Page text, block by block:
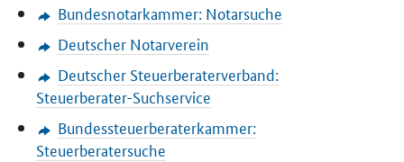
Bundesnotarkammer: Notarsuche
Deutscher Notarverein
Deutscher Steuerberaterverband:
Steuerberater-Suchservice
Bundessteuerberaterkammer:
Steuerberatersuche